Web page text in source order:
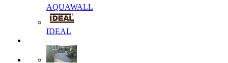
AQUAWALL
IDEAL